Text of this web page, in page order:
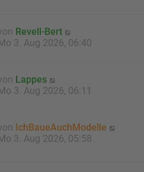
Revell-Bert
3. Aug 2026, 06:40
Lappes
3. Aug 2026, 06:11
IchBaueAuchModelle
3. Aug 2026, 05:58